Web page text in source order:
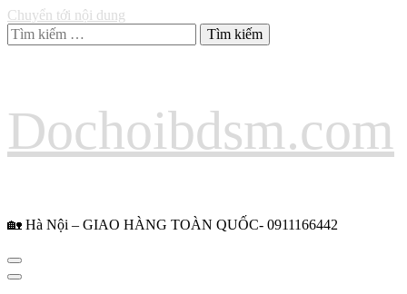
Chuyển tới nội dung
Tìm
kiếm
Dochoibdsm.com
🏡 Hà Nội – GIAO HÀNG TOÀN QUỐC- 0911166442